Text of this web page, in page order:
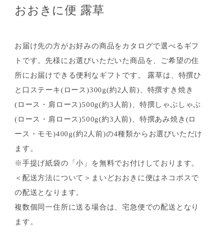
おおきに便 露草
お届け先の方がお好みの商品をカタログで選べるギフ
トです。先様にお選びいただいた商品を、ご希望の住
所にお届けできる便利なギフトです。 露草は、特撰ひ
と口ステーキ(ロース)300g(約2人前)、特撰すき焼き
(ロース・肩ロース)500g(約3人前)、特撰しゃぶしゃぶ
(ロース・肩ロース)500g(約3人前)、特撰あみ焼き(ロ
ース・モモ)400g(約2人前)の4種類からお選びいただけ
ます。
※手提げ紙袋の「小」を無料でお付けしております。
＜配送方法について＞まいどおおきに便はネコポスで
の配送となります。
複数個同一住所に送る場合は、宅急便での配送となり
ます。